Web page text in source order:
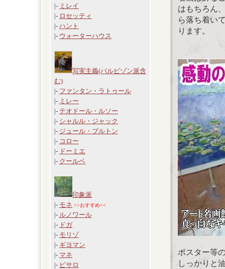
|- ミレイ
|- ロセッティ
|- ハント
|- ウォーターハウス
写実主義(バルビゾン派含
む)
|- ファンタン・ラトゥール
|- ミレー
|- テオドール・ルソー
|- シャルル・ジャック
|- ジュール・ブルトン
|- コロー
|- ドーミエ
|- クールベ
印象派
|- モネ >>おすすめ<<
|- ルノワール
|- ドガ
|- モリゾ
|- ギヨマン
|- マネ
|- ピサロ
はもちろん
ら落ち着い
ります。
ポスター等
しっかりと